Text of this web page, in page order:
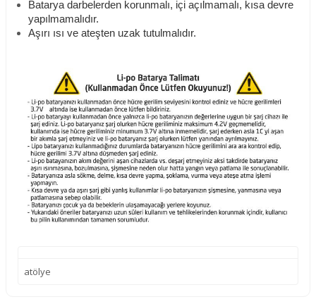
Batarya darbelerden korunmalı, içi açılmamalı, kısa devre
yapılmamalıdır.
Aşırı ısı ve ateşten uzak tutulmalıdır.
atölye